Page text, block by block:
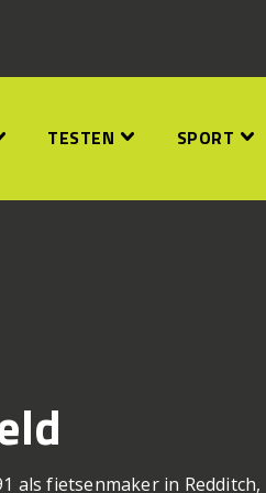
TESTEN SPORT
als fietsenmaker in Redditch,